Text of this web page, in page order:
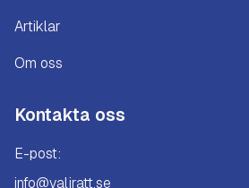
Artiklar
Om oss
Kontakta oss
E-post:
info@valjratt.se